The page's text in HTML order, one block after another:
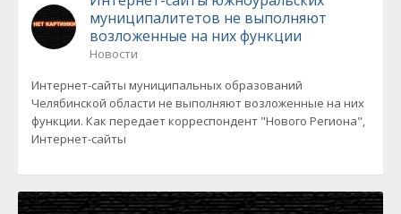
муниципалитетов не выполняют
возложенные на них функции
Новости
Интернет-сайты муниципальных образований
Челябинской области не выполняют возложенные на них
функции. Как передает корреспондент "Нового Региона",
Интернет-сайты